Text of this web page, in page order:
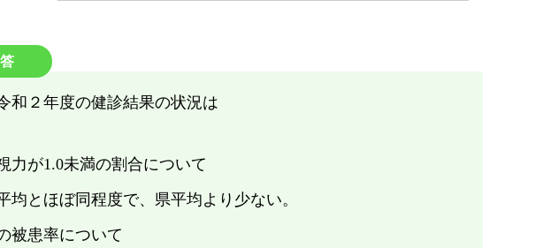
和２年度の健診結果の状況は
力が1.0未満の割合について
均とほぼ同程度で、県平均より少ない。
被患率について